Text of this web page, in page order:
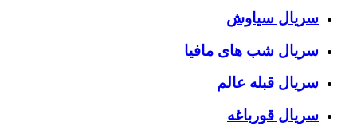
سریال سیاوش
سریال شب های مافیا
سریال قبله عالم
سریال قورباغه